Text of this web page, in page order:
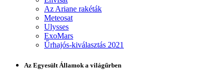
Az Ariane rakéták
Meteosat
Ulysses
ExoMars
Űrhajós-kiválasztás 2021
Az Egyesült Államok a világűrben